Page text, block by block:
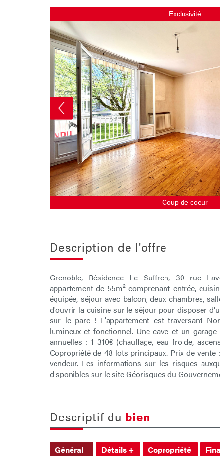
Exclusivité
Coup de coeur
description de l'offre
Grenoble, Résidence Le Suffren, 30 rue
appartement de 55m² comprenant entrée,
équipée, séjour avec balcon, deux chambres,
d'ouvrir la cuisine sur le séjour pour disposer
sur le parc ! L'appartement est traversant
lumineux et fonctionnel. Une cave et un
annuelles : 1 310€ (chauffage, eau froide,
Copropriété de 48 lots principaux. Prix de vente
vendeur. Les informations sur les risques
disponibles sur le site Géorisques du
descriptif du bien
Général Détails + Copropriété